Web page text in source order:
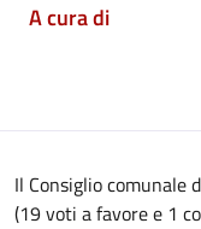
A cura di
Il Consiglio comunale
(19 voti a favore e 1